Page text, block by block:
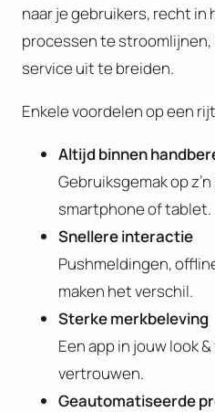
naar je gebruikers, recht in
processen te
service uit te breiden.
Enkele voordelen op een
Altijd binnen
Gebruiksgemak op
smartphone of tablet.
Snellere interactie
Pushmeldingen,
maken het verschil.
Sterke merkbeleving
Een app in jouw look
vertrouwen.
Geautomatiseerde